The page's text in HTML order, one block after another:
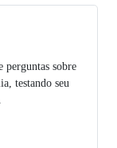
sobre
testando seu